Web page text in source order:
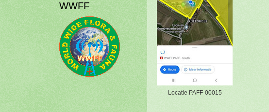
Locatie PAFF-00015
WWFF